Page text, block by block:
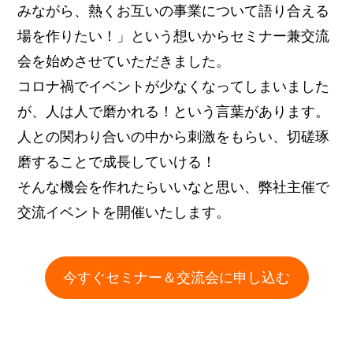
みながら、熱くお互いの事業について語り合える
場を作りたい！」という想いからセミナー兼交流
会を始めさせていただきました。
コロナ禍でイベントが少なくなってしまいました
が、人は人で磨かれる！という言葉があります。
人との関わり合いの中から刺激をもらい、切磋琢
磨することで成長していける！
そんな機会を作れたらいいなと思い、弊社主催で
交流イベントを開催いたします。
今すぐセミナー＆交流会に申し込む